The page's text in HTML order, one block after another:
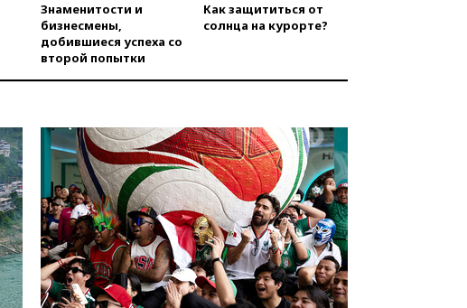
выборов
вчера, 19:35
партийных списков на выборах
прокомментировал первый
номер «Единой России» в
бюллетене
вчера, 19:15 Путин обсудил с
Памфиловой подготовку к
единому дню голосования
вчера, 18:56 Wildberries
отрицает перенос основной
логистики за пределы России
Знаменитости и
бизнесмены,
добившиеся успеха со
второй попытки
Как защититься от
солнца на курорте?